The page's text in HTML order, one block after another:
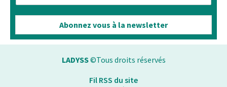
l
Abonnez vous à la newsletter
LADYSS©Tous droits réservés
Fil RSS du site